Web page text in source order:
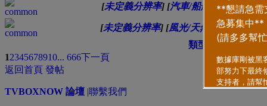
[未定義分辨率] [汽車/船艦/飛機/交通]
[未定義分辨率] [風光/天然風景/樹木植
類型
排序方式
12345678910... 666下一頁
返回首頁 發帖
TVBOXNOW 論壇 |聯繫我們